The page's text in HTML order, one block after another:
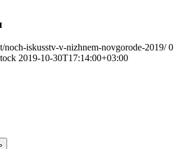
noch-iskusstv-v-nizhnem-novgorode-2019/ 0
2019-10-30T17:14:00+03:00